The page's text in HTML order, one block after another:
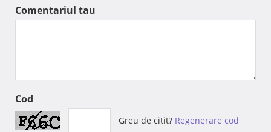
Comentariul tau
Cod
Greu de citit? Regenerare cod